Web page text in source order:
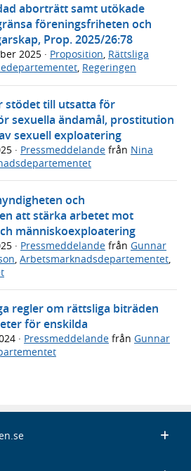
aborträtt samt utökade
föreningsfriheten och
Prop. 2025/26:78
2025 · Proposition, Rättsliga
, Regeringen
stödet till utsatta för
sexuella ändamål, prostitution
sexuell exploatering
· Pressmeddelande från Nina
och
att stärka arbetet mot
människoexploatering
· Pressmeddelande från Gunnar
Arbetsmarknadsdepartementet
regler om rättsliga biträden
för enskilda
· Pressmeddelande från Gunnar